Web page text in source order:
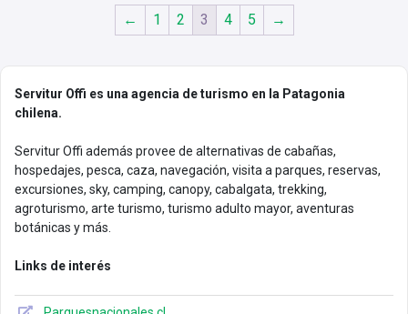
← 1 2 3 4 5 →
Servitur Offi es una agencia de turismo en la Patagonia
chilena.
Servitur Offi además provee de alternativas de cabañas,
hospedajes, pesca, caza, navegación, visita a parques, reservas,
excursiones, sky, camping, canopy, cabalgata, trekking,
agroturismo, arte turismo, turismo adulto mayor, aventuras
botánicas y más.
Links de interés